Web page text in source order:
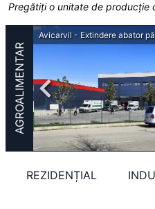
Pregătiți o unitate de producție
AGROALIMENTAR
Avicarvil - Extindere abator
REZIDENȚIAL